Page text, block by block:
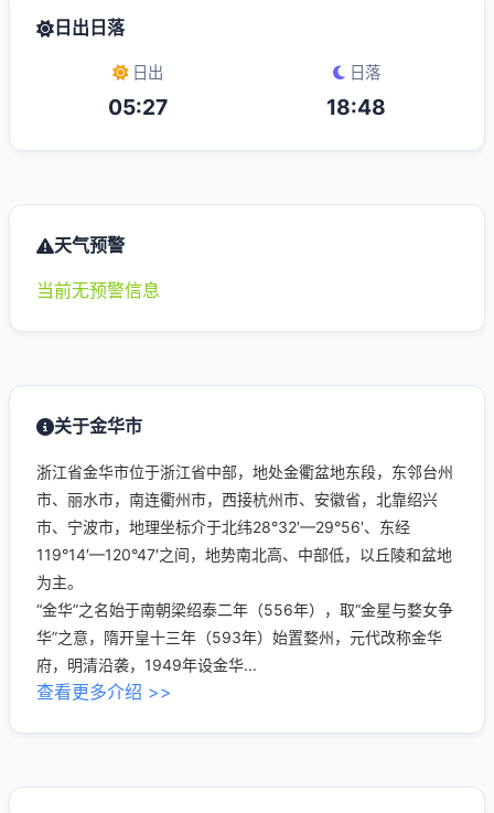
日出日落
日出
05:27
日落
18:48
天气预警
当前无预警信息
关于金华市
浙江省金华市位于浙江省中部，地处金衢盆地东段，东邻台州
市、丽水市，南连衢州市，西接杭州市、安徽省，北靠绍兴
市、宁波市，地理坐标介于北纬28°32′—29°56′、东经
119°14′—120°47′之间，地势南北高、中部低，以丘陵和盆地
为主。
“金华”之名始于南朝梁绍泰二年（556年），取“金星与婺女争
华”之意，隋开皇十三年（593年）始置婺州，元代改称金华
府，明清沿袭，1949年设金华...
查看更多介绍 >>